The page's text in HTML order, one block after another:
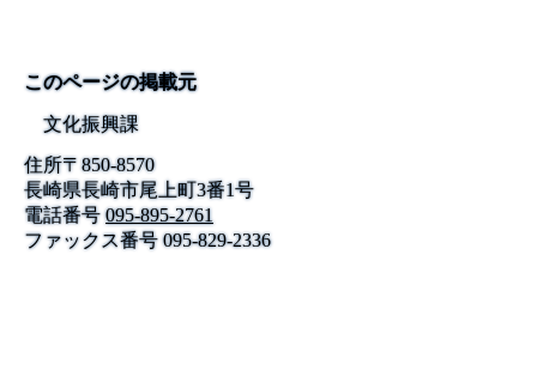
このページの掲載元
文化振興課
住所〒850-8570
長崎県長崎市尾上町3番1号
電話番号 095-895-2761
ファックス番号095-829-2336